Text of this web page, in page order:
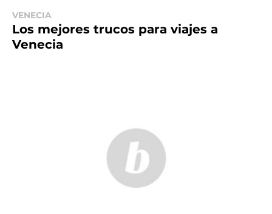
VENECIA
Los mejores trucos para viajes a
Venecia